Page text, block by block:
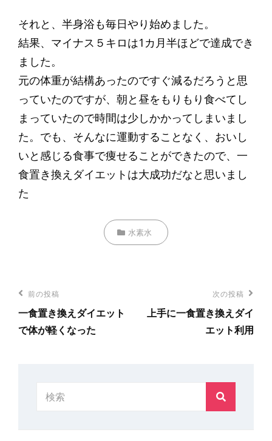
それと、半身浴も毎日やり始めました。
結果、マイナス５キロは1カ月半ほどで達成でき
ました。
元の体重が結構あったのですぐ減るだろうと思
っていたのですが、朝と昼をもりもり食べてし
まっていたので時間は少しかかってしまいまし
た。でも、そんなに運動することなく、おいし
いと感じる食事で痩せることができたので、一
食置き換えダイエットは大成功だなと思いまし
た
カ
テ
水素水
投
稿
ナ
前
の
投
前の投稿
一食置き換えダイエット
で体が軽くなった
の
次の投稿
上手に一食置き換えダイ
エット利用
検
索